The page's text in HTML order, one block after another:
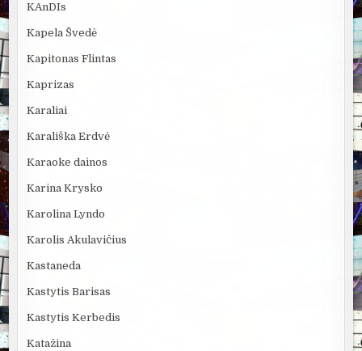
KAnDIs
Kapela Švedė
Kapitonas Flintas
Kaprizas
Karaliai
Karališka Erdvė
Karaoke dainos
Karina Krysko
Karolina Lyndo
Karolis Akulavičius
Kastaneda
Kastytis Barisas
Kastytis Kerbedis
Katažina